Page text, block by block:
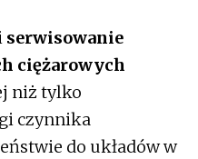
serwisowanie
ciężarowych
niż tylko
czynnika
do układów w